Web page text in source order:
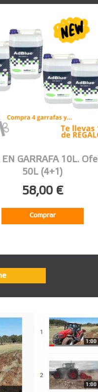
EN GARRAFA 10L.
50L (4+1)
58,00 €
Comprar